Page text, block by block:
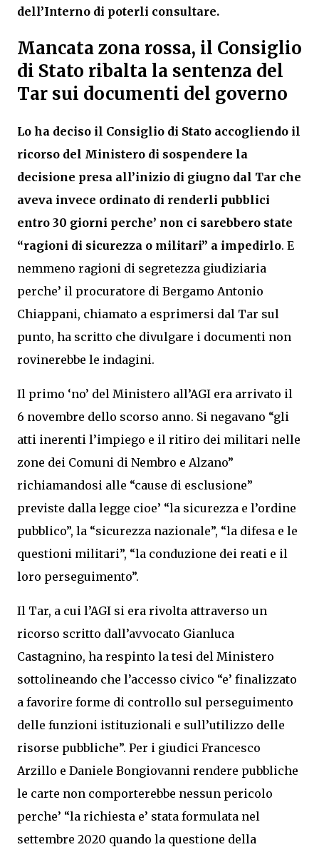
dell’Interno di poterli consultare.
Mancata zona rossa, il Consiglio
di Stato ribalta la sentenza del
Tar sui documenti del governo
Lo ha deciso il Consiglio di Stato accogliendo il
ricorso del Ministero di sospendere la
decisione presa all’inizio di giugno dal Tar che
aveva invece ordinato di renderli pubblici
entro 30 giorni perche’ non ci sarebbero state
“ragioni di sicurezza o militari” a impedirlo. E
nemmeno ragioni di segretezza giudiziaria
perche’ il procuratore di Bergamo Antonio
Chiappani, chiamato a esprimersi dal Tar sul
punto, ha scritto che divulgare i documenti non
rovinerebbe le indagini.
Il primo ‘no’ del Ministero all’AGI era arrivato il
6 novembre dello scorso anno. Si negavano “gli
atti inerenti l’impiego e il ritiro dei militari nelle
zone dei Comuni di Nembro e Alzano”
richiamandosi alle “cause di esclusione”
previste dalla legge cioe’ “la sicurezza e l’ordine
pubblico”, la “sicurezza nazionale”, “la difesa e le
questioni militari”, “la conduzione dei reati e il
loro perseguimento”.
Il Tar, a cui l’AGI si era rivolta attraverso un
ricorso scritto dall’avvocato Gianluca
Castagnino, ha respinto la tesi del Ministero
sottolineando che l’accesso civico “e’ finalizzato
a favorire forme di controllo sul perseguimento
delle funzioni istituzionali e sull’utilizzo delle
risorse pubbliche”. Per i giudici Francesco
Arzillo e Daniele Bongiovanni rendere pubbliche
le carte non comporterebbe nessun pericolo
perche’ “la richiesta e’ stata formulata nel
settembre 2020 quando la questione della